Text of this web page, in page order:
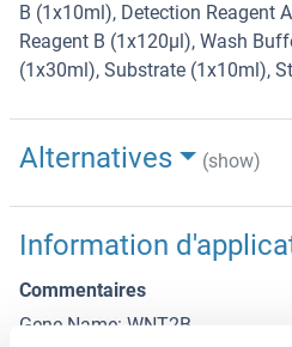
B (1x10ml), Detection Reagent
Reagent B (1x120µl), Wash
(1x30ml), Substrate (1x10ml),
Alternatives (show)
Information
Commentaires
Gene Name: WNT2B